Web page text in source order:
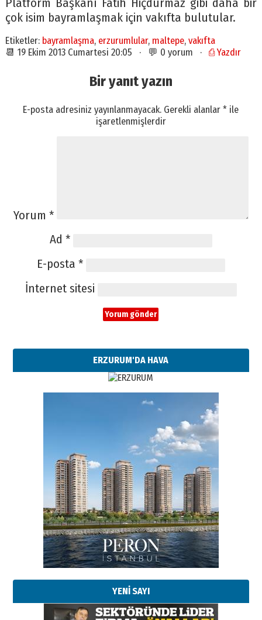
Platform Başkanı Fatih Hiçdurmaz gibi daha bir
çok isim bayramlaşmak için vakıfta bulutular.
Etiketler: bayramlaşma, erzurumlular, maltepe, vakıfta
📆 19 Ekim 2013 Cumartesi 20:05 · 💬 0 yorum · ⎙ Yazdır
Bir yanıt yazın
E-posta adresiniz yayınlanmayacak. Gerekli alanlar* ile
işaretlenmişlerdir
Yorum *
Ad *
E-posta *
İnternet sitesi
ERZURUM'DA HAVA
YENİ SAYI
Esat BİNDESEN
Başkan Sekmen’den Erzurum’a
bir vizyon proje daha!
02 Ağustos 2026 Pazar
Kadir SABUNCUOĞLU
Erzurumspor’un köşe taşları
29 Haziran 2026 Pazartesi
Kenan GÜLERCİ
Murat Şahsuvaroğlu ERKON’da